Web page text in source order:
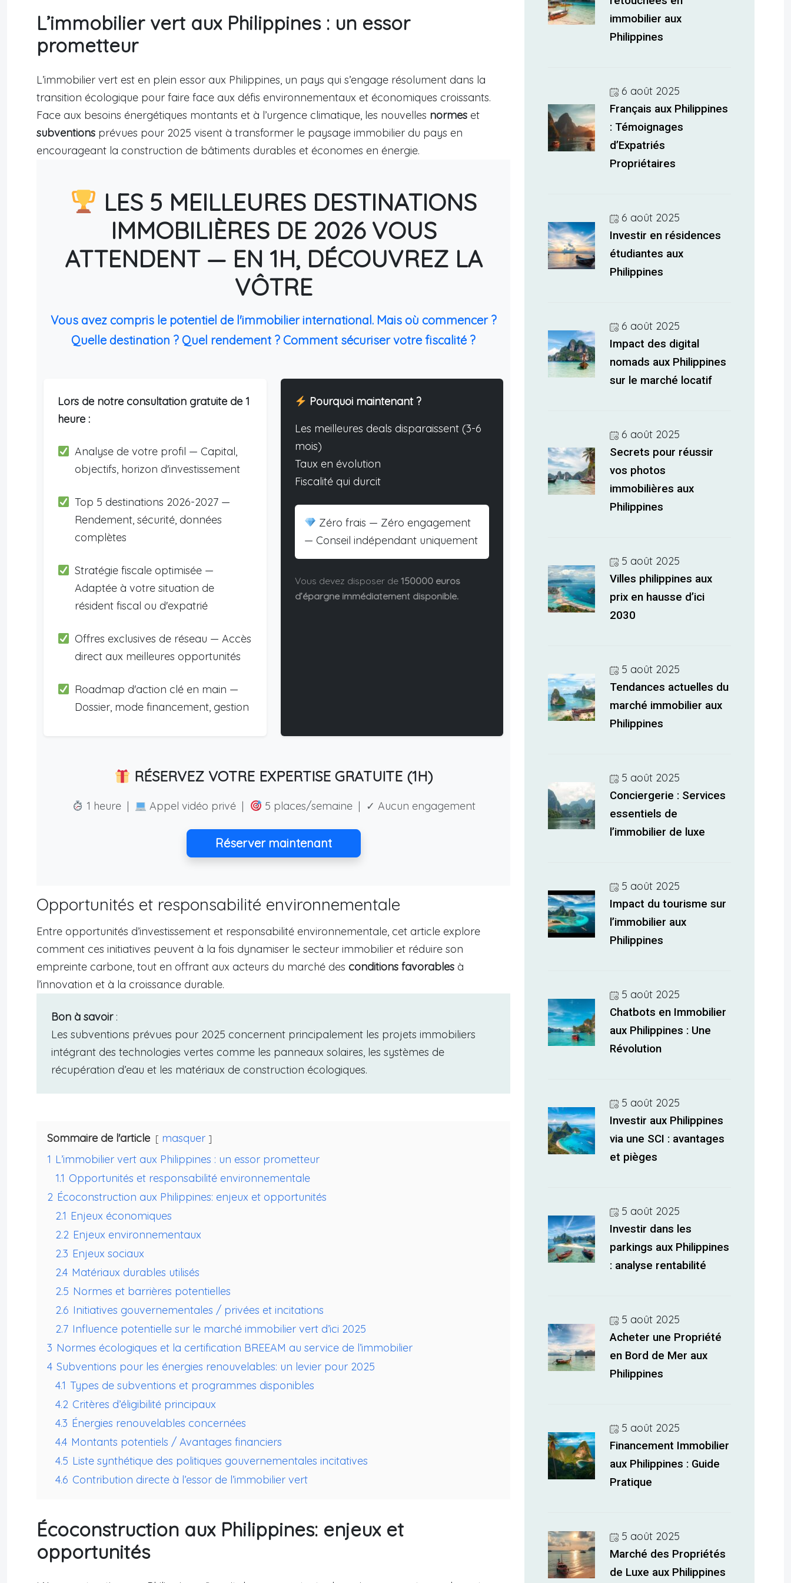
L’immobilier vert aux Philippines : un essor
prometteur
L’immobilier vert est en plein essor aux Philippines, un pays qui s’engage résolument dans la
transition écologique pour faire face aux défis environnementaux et économiques croissants.
Face aux besoins énergétiques montants et à l’urgence climatique, les nouvelles normes et
subventions prévues pour 2025 visent à transformer le paysage immobilier du pays en
encourageant la construction de bâtiments durables et économes en énergie.
LES 5 MEILLEURES DESTINATIONS
IMMOBILIÈRES DE 2026 VOUS
ATTENDENT — EN 1H, DÉCOUVREZ LA
VÔTRE
Vous avez compris le potentiel de l'immobilier international. Mais où commencer ?
Quelle destination ? Quel rendement ? Comment sécuriser votre fiscalité ?
Lors de notre consultation gratuite de 1
heure :
Analyse de votre profil — Capital,
objectifs, horizon d'investissement
Top 5 destinations 2026-2027 —
Rendement, sécurité, données
complètes
Stratégie fiscale optimisée —
Adaptée à votre situation de
résident fiscal ou d'expatrié
Offres exclusives de réseau — Accès
direct aux meilleures opportunités
Roadmap d'action clé en main —
Dossier, mode financement, gestion
Pourquoi maintenant ?
Les meilleures deals disparaissent (3-6
mois)
Taux en évolution
Fiscalité qui durcit
Zéro frais — Zéro engagement
— Conseil indépendant uniquement
Vous devez disposer de 150000 euros
d’épargne immédiatement disponible.
RÉSERVEZ VOTRE EXPERTISE GRATUITE (1H)
1 heure | Appel vidéo privé | 5 places/semaine | ✓ Aucun engagement
Réserver maintenant
Opportunités et responsabilité environnementale
Entre opportunités d’investissement et responsabilité environnementale, cet article explore
comment ces initiatives peuvent à la fois dynamiser le secteur immobilier et réduire son
empreinte carbone, tout en offrant aux acteurs du marché des conditions favorables à
l’innovation et à la croissance durable.
Bon à savoir:
Les subventions prévues pour 2025 concernent principalement les projets immobiliers
intégrant des technologies vertes comme les panneaux solaires, les systèmes de
récupération d’eau et les matériaux de construction écologiques.
Sommaire de l'article
masquer
1 L’immobilier vert aux Philippines : un essor prometteur
1.1 Opportunités et responsabilité environnementale
2 Écoconstruction aux Philippines: enjeux et opportunités
2.1 Enjeux économiques
2.2 Enjeux environnementaux
2.3 Enjeux sociaux
2.4 Matériaux durables utilisés
2.5 Normes et barrières potentielles
2.6 Initiatives gouvernementales / privées et incitations
2.7 Influence potentielle sur le marché immobilier vert d’ici 2025
3 Normes écologiques et la certification BREEAM au service de l’immobilier
4 Subventions pour les énergies renouvelables: un levier pour 2025
4.1 Types de subventions et programmes disponibles
4.2 Critères d’éligibilité principaux
4.3 Énergies renouvelables concernées
4.4 Montants potentiels / Avantages financiers
4.5 Liste synthétique des politiques gouvernementales incitatives
4.6 Contribution directe à l’essor de l’immobilier vert
Écoconstruction aux Philippines: enjeux et
opportunités
immobilier aux
Philippines
6 août 2025
Français aux Philippines
: Témoignages
d’Expatriés
Propriétaires
6 août 2025
Investir en résidences
étudiantes aux
Philippines
6 août 2025
Impact des digital
nomads aux Philippines
sur le marché locatif
6 août 2025
Secrets pour réussir
vos photos
immobilières aux
Philippines
5 août 2025
Villes philippines aux
prix en hausse d’ici
2030
5 août 2025
Tendances actuelles du
marché immobilier aux
Philippines
5 août 2025
Conciergerie : Services
essentiels de
l’immobilier de luxe
5 août 2025
Impact du tourisme sur
l’immobilier aux
Philippines
5 août 2025
Chatbots en Immobilier
aux Philippines : Une
Révolution
5 août 2025
Investir aux Philippines
via une SCI : avantages
et pièges
5 août 2025
Investir dans les
parkings aux Philippines
: analyse rentabilité
5 août 2025
Acheter une Propriété
en Bord de Mer aux
Philippines
5 août 2025
Financement Immobilier
aux Philippines : Guide
Pratique
5 août 2025
Marché des Propriétés
de Luxe aux Philippines